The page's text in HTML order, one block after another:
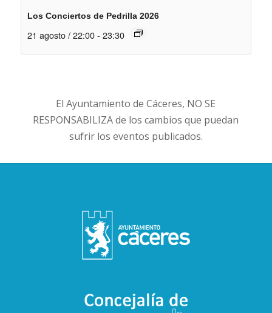
Los Conciertos de Pedrilla 2026
21 agosto / 22:00 - 23:30
El Ayuntamiento de Cáceres, NO SE
RESPONSABILIZA de los cambios que puedan
sufrir los eventos publicados.